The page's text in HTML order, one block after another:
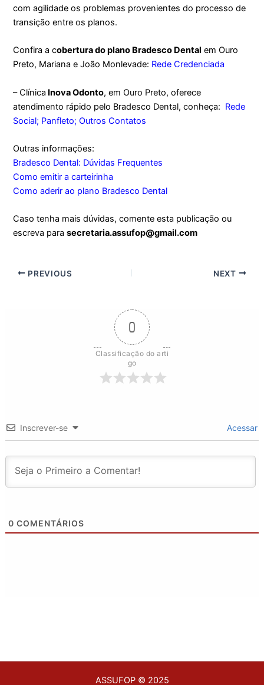
com agilidade os problemas provenientes do processo de
transição entre os planos.
Confira a cobertura do plano Bradesco Dental em Ouro
Preto, Mariana e João Monlevade: Rede Credenciada
– Clínica Inova Odonto, em Ouro Preto, oferece
atendimento rápido pelo Bradesco Dental, conheça: Rede
Social; Panfleto;Outros Contatos
Outras informações:
Bradesco Dental: Dúvidas Frequentes
Como emitir a carteirinha
Como aderir ao plano Bradesco Dental
Caso tenha mais dúvidas, comente esta publicação ou
escreva parasecretaria.assufop@gmail.com
PREVIOUS NEXT
0
Classificação do arti
go
Inscrever-se Acessar
0 COMENTÁRIOS
ASSUFOP © 2025